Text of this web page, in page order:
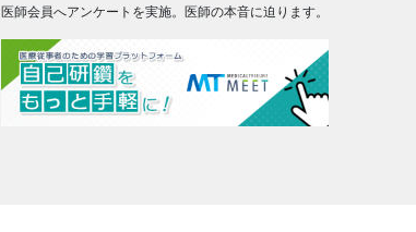
医師会員へアンケートを実施。医師の本音に迫ります。